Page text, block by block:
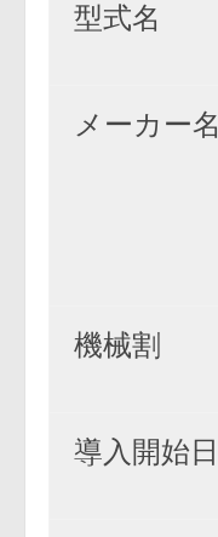
型式名
メーカー名
機械割
導入開始日